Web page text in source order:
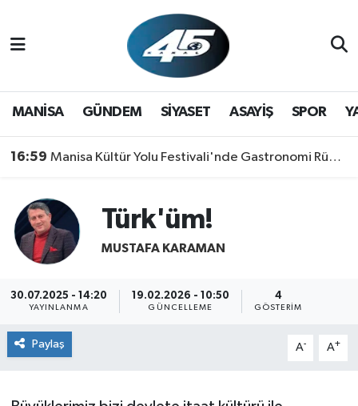
MANİSA GÜNDEM SİYASET ASAYİŞ SPOR
16:59 Manisa Kültür Yolu Festivali'nde Gastronomi Rüzgarı: Lezzetin Yıldızı "Manisa Kebabı" Oldu!
Türk'üm!
MUSTAFA KARAMAN
30.07.2025 - 14:20
YAYINLANMA
19.02.2026 - 10:50
GÜNCELLEME
4
GÖSTERIM
Paylaş A- A+
GÜNDEM
SPOR
YAŞAM
RESMİ REKLAM
Hava Durumu
Trafik Durumu
Son Dakika Haberleri
Haber Arşivi